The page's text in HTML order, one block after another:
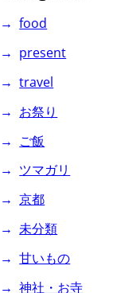
food
present
travel
お祭り
ご飯
ツマガリ
京都
未分類
甘いもの
神社・お寺